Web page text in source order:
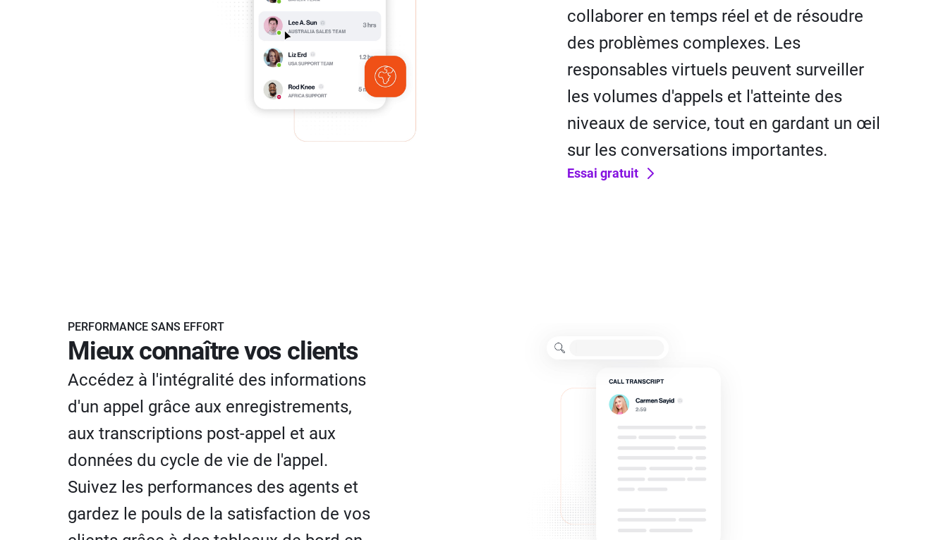
collaborer en temps réel et de résoudre
des problèmes complexes. Les
responsables virtuels peuvent surveiller
les volumes d'appels et l'atteinte des
niveaux de service, tout en gardant un œil
sur les conversations importantes.
Essai gratuit
PERFORMANCE SANS EFFORT
Mieux connaître vos clients
Accédez à l'intégralité des informations
d'un appel grâce aux enregistrements,
aux transcriptions post-appel et aux
données du cycle de vie de l'appel.
Suivez les performances des agents et
gardez le pouls de la satisfaction de vos